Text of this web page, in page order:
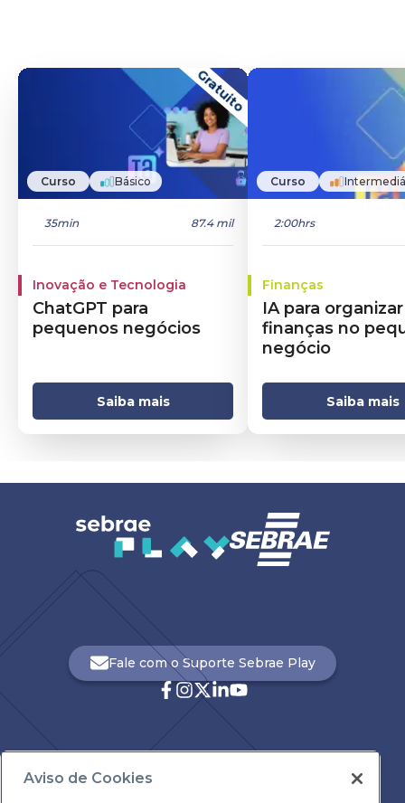
Gratuito
Curso Básico
35min 87.4 mil
Inovação e Tecnologia
ChatGPT para
pequenos negócios
Saiba mais
Curso
2:00hrs
Finanças
IA para organizar
finanças no
negócio
Saiba mais
Fale com o Suporte Sebrae Play
Aviso de Cookies